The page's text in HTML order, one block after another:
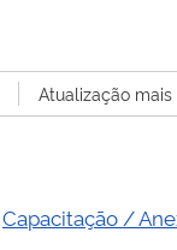
Atualização
Capacitação /